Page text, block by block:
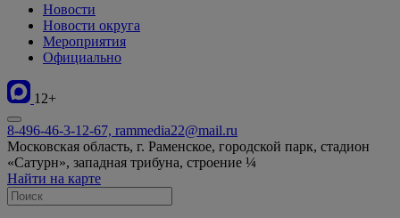
Новости
Новости округа
Мероприятия
Официально
12+
8-496-46-3-12-67, rammedia22@mail.ru
Московская область, г. Раменское, городской парк, стадион
«Сатурн», западная трибуна, строение ¼
Найти на карте